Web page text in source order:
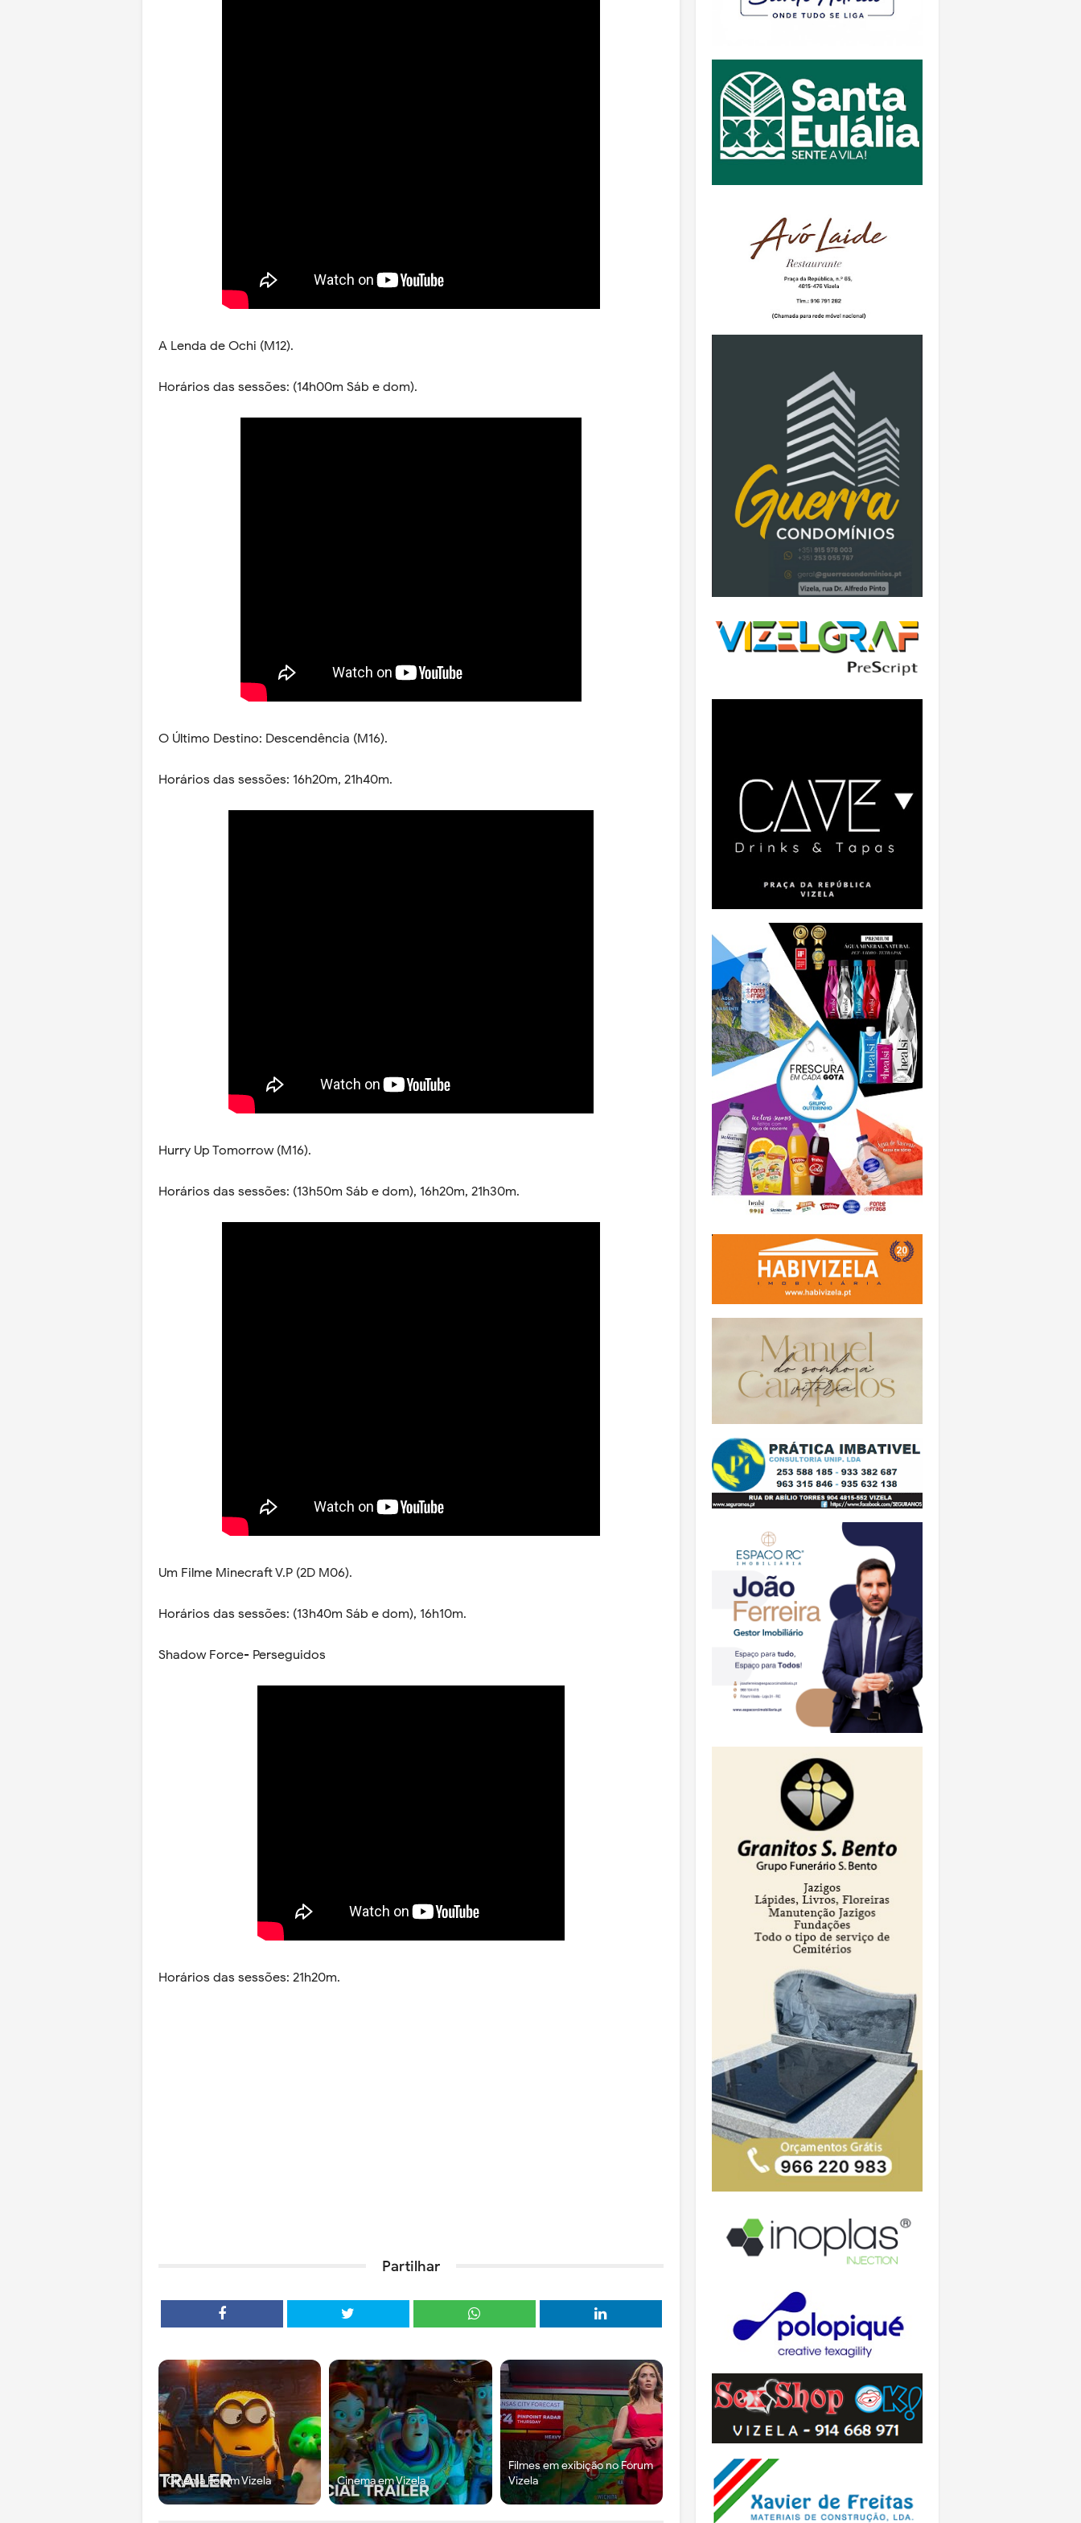
A Lenda de Ochi (M12).
Horários das sessões: (14h00m Sáb e dom).
O Último Destino: Descendência (M16).
Horários das sessões: 16h20m, 21h40m.
Hurry Up Tomorrow (M16).
Horários das sessões: (13h50m Sáb e dom), 16h20m, 21h30m.
Um Filme Minecraft V.P (2D M06).
Horários das sessões: (13h40m Sáb e dom), 16h10m.
Shadow Force- Perseguidos
Horários das sessões: 21h20m.
Partilhar
Cinema Fórum Vizela Cinema em Vizela
Filmes em exibição no Fórum
Vizela